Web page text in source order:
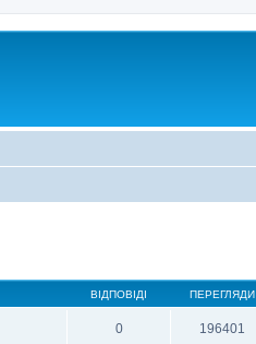
ВІДПОВІДІ ПЕРЕГЛЯДИ
0 196401